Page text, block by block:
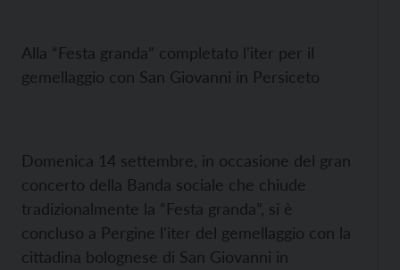
Alla “Festa granda” completato l'iter per il
gemellaggio con San Giovanni in Persiceto
Domenica 14 settembre, in occasione del gran
concerto della Banda sociale che chiude
tradizionalmente la “Festa granda”, si è
concluso a Pergine l'iter del gemellaggio con la
cittadina bolognese di San Giovanni in